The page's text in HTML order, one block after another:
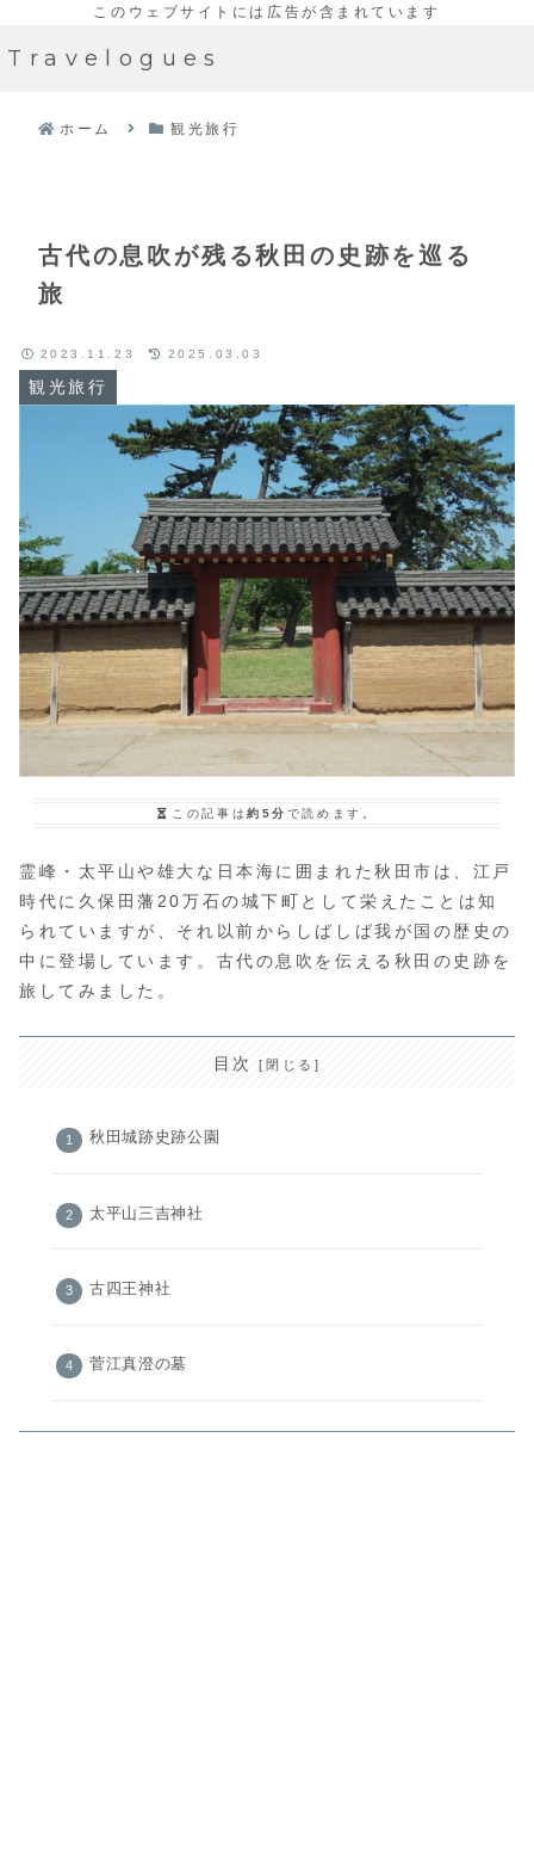
Travelogues
ホーム 観光旅行
古代の息吹が残る秋田の史跡を巡る
旅
観光旅行
2023.11.23 2025.03.03
この記事は約5分 で読めます。
霊峰・太平山や雄大な日本海に囲まれた秋田市は、江戸
時代に久保田藩20万石の城下町として栄えたことは知
られていますが、それ以前からしばしば我が国の歴史の
中に登場しています。古代の息吹を伝える秋田の史跡を
旅してみました。
目次
秋田城跡史跡公園
太平山三吉神社
古四王神社
菅江真澄の墓